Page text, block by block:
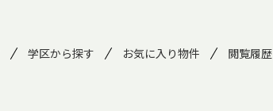
学区から探す お気に入り物件 閲覧履歴